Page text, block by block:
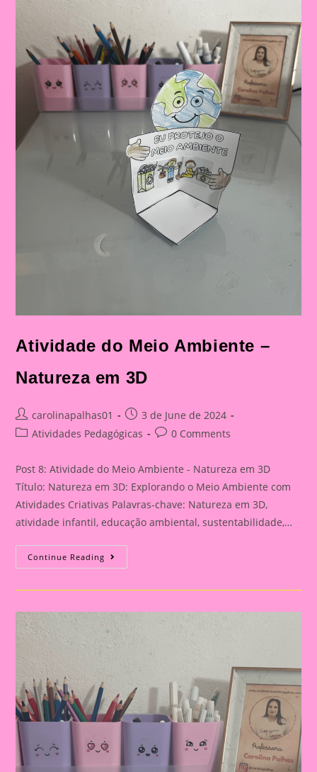
Atividade do Meio Ambiente –
Natureza em 3D
Post
author:
carolinapalhas01
Post
published:
3 de June de 2024
PostAtividades Pedagógicas
Post0 Comments
Post 8: Atividade do Meio Ambiente - Natureza em 3D
Título: Natureza em 3D: Explorando o Meio Ambiente com
Atividades Criativas Palavras-chave: Natureza em 3D,
atividade infantil, educação ambiental, sustentabilidade,…
Continue Reading Atividade
Do
Ambiente
Em
3D